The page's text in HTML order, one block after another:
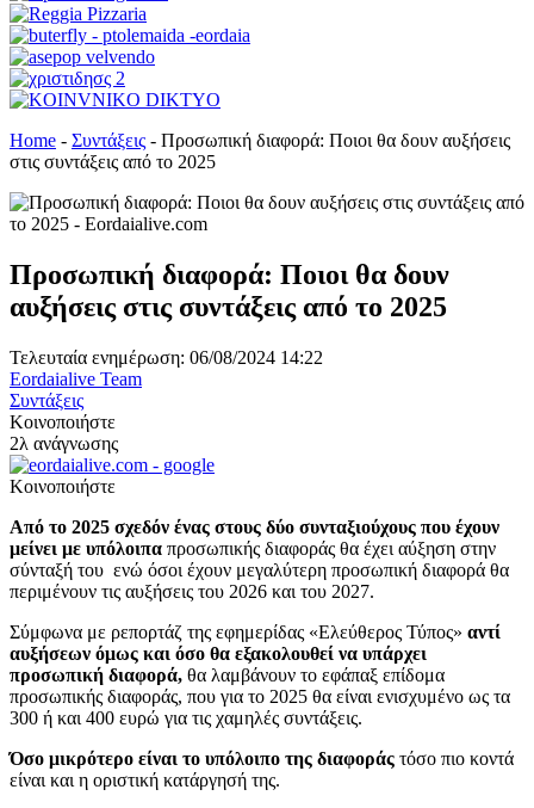
Home - Συντάξεις - Προσωπική διαφορά: Ποιοι θα δουν αυξήσεις
στις συντάξεις από το 2025
Προσωπική διαφορά: Ποιοι θα δουν
αυξήσεις στις συντάξεις από το 2025
Τελευταία ενημέρωση: 06/08/2024 14:22
Eordaialive Team
Συντάξεις
Κοινοποιήστε
2λ ανάγνωσης
Κοινοποιήστε
Από το 2025 σχεδόν ένας στους δύο συνταξιούχους που έχουν
μείνει με υπόλοιπα προσωπικής διαφοράς θα έχει αύξηση στην
σύνταξή του ενώ όσοι έχουν μεγαλύτερη προσωπική διαφορά θα
περιμένουν τις αυξήσεις του 2026 και του 2027.
Σύμφωνα με ρεπορτάζ της εφημερίδας «Ελεύθερος Τύπος» αντί
αυξήσεων όμως και όσο θα εξακολουθεί να υπάρχει
προσωπική διαφορά, θα λαμβάνουν το εφάπαξ επίδομα
προσωπικής διαφοράς, που για το 2025 θα είναι ενισχυμένο ως τα
300 ή και 400 ευρώ για τις χαμηλές συντάξεις.
Όσο μικρότερο είναι το υπόλοιπο της διαφοράς τόσο πιο κοντά
είναι και η οριστική κατάργησή της.